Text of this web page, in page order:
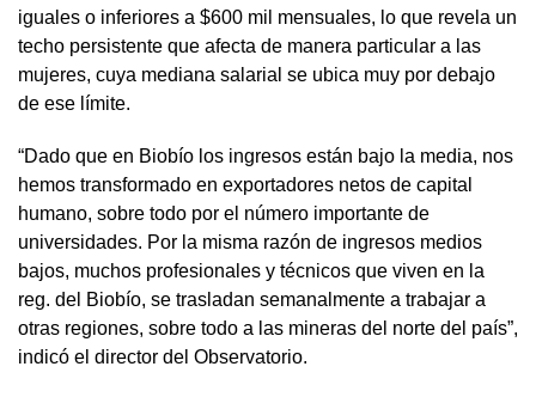
iguales o inferiores a $600 mil mensuales, lo que revela un
techo persistente que afecta de manera particular a las
mujeres, cuya mediana salarial se ubica muy por debajo
de ese límite.
“Dado que en Biobío los ingresos están bajo la media, nos
hemos transformado en exportadores netos de capital
humano, sobre todo por el número importante de
universidades. Por la misma razón de ingresos medios
bajos, muchos profesionales y técnicos que viven en la
reg. del Biobío, se trasladan semanalmente a trabajar a
otras regiones, sobre todo a las mineras del norte del país”,
indicó el director del Observatorio.